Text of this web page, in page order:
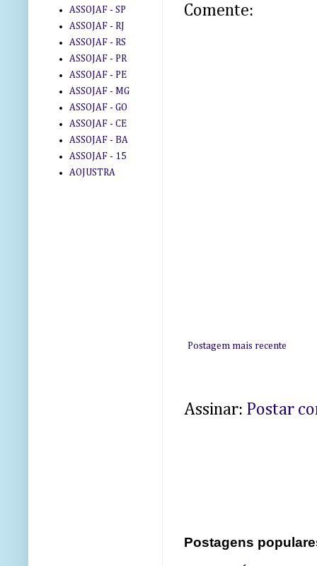
Comente:
Postagem mais recente
Assinar: Postar
Postagens
ASSOJAF - SP
ASSOJAF - RJ
ASSOJAF - RS
ASSOJAF - PR
ASSOJAF - PE
ASSOJAF - MG
ASSOJAF - GO
ASSOJAF - CE
ASSOJAF - BA
ASSOJAF - 15
AOJUSTRA